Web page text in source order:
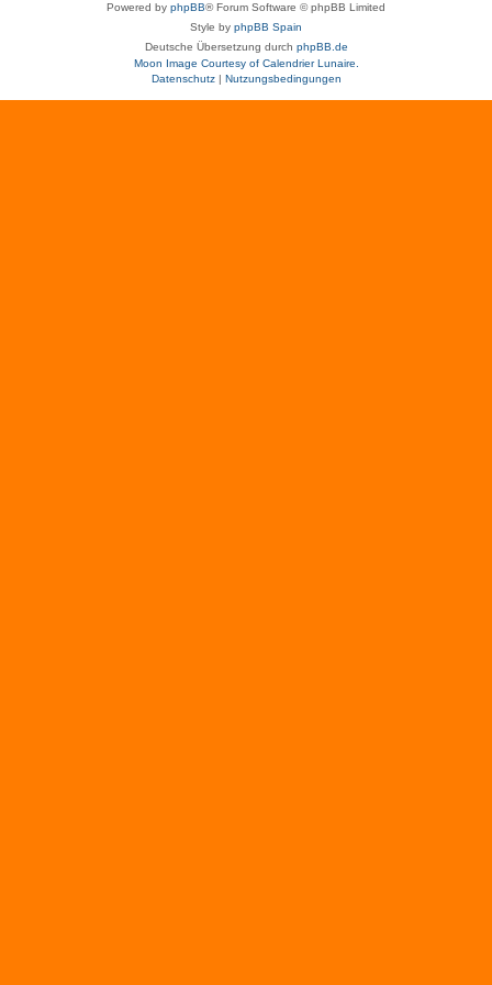
Powered by phpBB® Forum Software © phpBB Limited
Style by phpBB Spain
Deutsche Übersetzung durch phpBB.de
Moon Image Courtesy of Calendrier Lunaire.
Datenschutz| Nutzungsbedingungen